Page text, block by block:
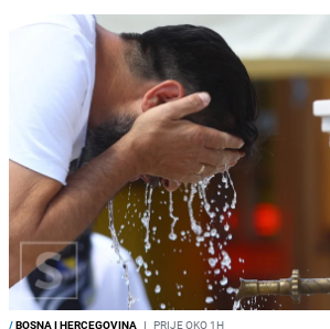
/BOSNA I HERCEGOVINA I PRIJE OKO 1H